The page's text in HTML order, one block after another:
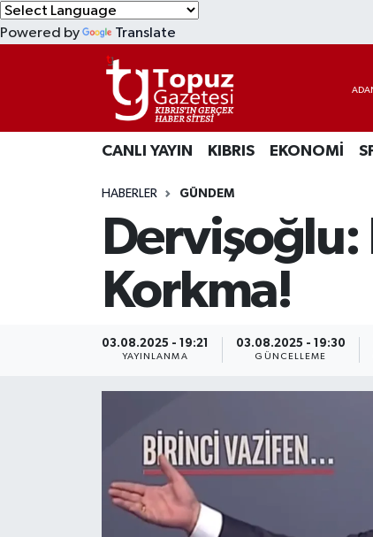
Powered by Translate
CANLI YAYIN KIBRIS EKONOMİ
HABERLER GÜNDEM
Dervişoğlu:
Korkma!
03.08.2025 - 19:21
YAYINLANMA
03.08.2025 - 19:30
GÜNCELLEME
EKONOMİ
MAGAZİN
TEKNOLOJİ
Lefkoşa Nöbetçi Eczaneler
Lefkoşa Hava Durumu
Lefkoşa Trafik Yoğunluk Haritası
Süper Lig Puan Durumu ve Fikstür
Tüm Manşetler
Son Dakika Haberleri
Haber Arşivi